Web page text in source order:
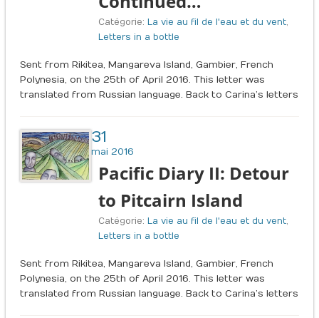
Catégorie: La vie au fil de l'eau et du vent,
Letters in a bottle
Sent from Rikitea, Mangareva Island, Gambier, French
Polynesia, on the 25th of April 2016. This letter was
translated from Russian language. Back to Carina’s letters
31
mai 2016
Pacific Diary II: Detour
to Pitcairn Island
Catégorie: La vie au fil de l'eau et du vent,
Letters in a bottle
Sent from Rikitea, Mangareva Island, Gambier, French
Polynesia, on the 25th of April 2016. This letter was
translated from Russian language. Back to Carina’s letters